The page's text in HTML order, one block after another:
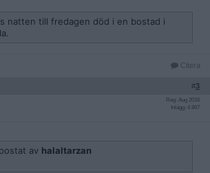
natten till fredagen död i en bostad i
Citera
#3
Reg: Aug 2016
Inlägg: 4 867
av halaltarzan